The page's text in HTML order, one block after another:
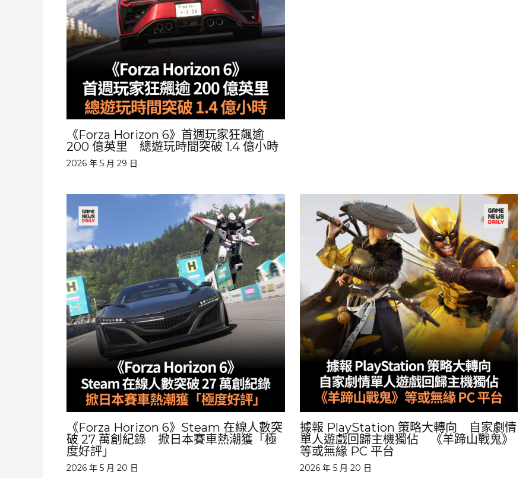
《Forza Horizon 6》首週玩家狂飆逾
200 億英里 總遊玩時間突破 1.4 億小時
2026 年 5 月 29 日
《Forza Horizon 6》Steam 在線人數突
破 27 萬創紀錄 掀日本賽車熱潮獲「極
度好評」
2026 年 5 月 20 日
據報 PlayStation 策略大轉向 自家劇情
單人遊戲回歸主機獨佔 《羊蹄山戰鬼》
等或無緣 PC 平台
2026 年 5 月 20 日